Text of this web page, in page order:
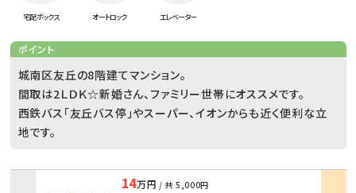
宅配ボックス オートロック エレベーター
ポイント
城南区友丘の8階建てマンション。
間取は2ＬＤＫ☆新婚さん、ファミリー世帯にオススメです。
西鉄バス「友丘バス停」やスーパー、イオンからも近く便利な立
地です。
14万円 / 共 5,000円